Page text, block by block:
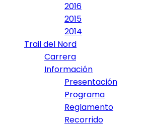
2016
2015
2014
Trail del Nord
Carrera
Información
Presentación
Programa
Reglamento
Recorrido